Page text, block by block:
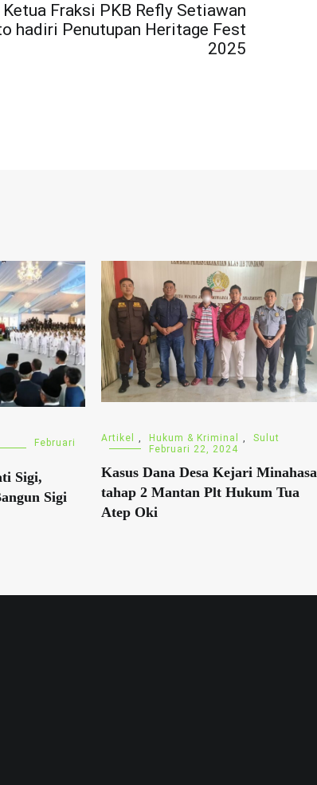
Ketua Fraksi PKB Refly Setiawan
hadiri Penutupan Heritage Fest
2025
Februari
Sigi,
Sigi
Artikel , Hukum & Kriminal ,
Sulut
Februari 22, 2024
Kasus Dana Desa Kejari Minahasa
tahap 2 Mantan Plt Hukum Tua
Atep Oki